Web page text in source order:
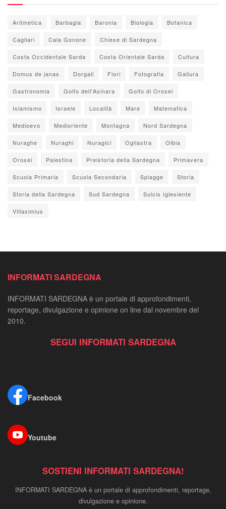
Aritmetica Barbagia Baronia Biologia Botanica
Cagliari Cala Gonone Chiese di Sardegna
Costa Occidentale Sarda Costa Orientale Sarda Cultura
Domus de janas Dorgali Fiori Fotografia Gallura
Gastronomia Golfo dell'Asinara Golfo di Orosei
Islamismo Israele Località Mare Matematica
Medioevo Medioriente Montagna Nord Sardegna
Nuraghe Nuraghi Nuragici Ogliastra Olbia
Orosei Palestina Preistoria della Sardegna Primavera
Scuola Primaria Scuola Secondaria Spiagge Storia
Storia della Sardegna Sud Sardegna Sulcis Iglesiente
Villasimius
INFORMATI SARDEGNA
INFORMATI SARDEGNA è un portale di approfondimenti,
reportage, divulgazione e opinione on line dal novembre del
2010.
SEGUI INFORMATI SARDEGNA
Facebook
Youtube
SOSTIENI INFORMATI SARDEGNA!
INFORMATI SARDEGNA è un portale di approfondimenti, reportage,
divulgazione e opinione.